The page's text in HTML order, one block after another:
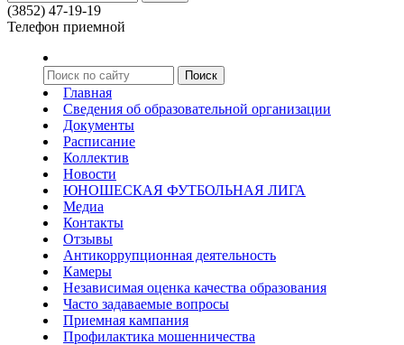
(3852) 47-19-19
Телефон приемной
Главная
Сведения об образовательной организации
Документы
Расписание
Коллектив
Новости
ЮНОШЕСКАЯ ФУТБОЛЬНАЯ ЛИГА
Медиа
Контакты
Отзывы
Антикоррупционная деятельность
Камеры
Независимая оценка качества образования
Часто задаваемые вопросы
Приемная кампания
Профилактика мошенничества